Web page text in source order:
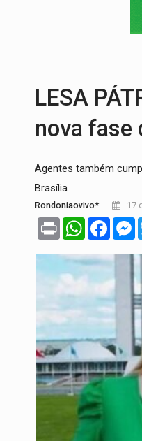
LESA
nova fase
Agentes também
Brasília
Rondoniaovivo* 17
Print WhatsApp